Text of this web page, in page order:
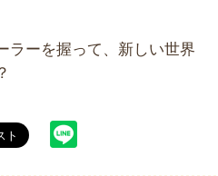
ラーを握って、新しい世界